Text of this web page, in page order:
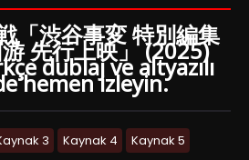
「渋谷事変 特別編集
先行上映」 (2025)
dublaj ve altyazılı
hemen izleyin.
3 Kaynak 4
Kaynak 5